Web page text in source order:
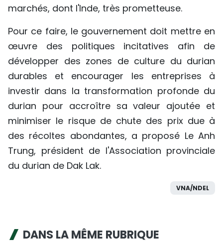
marchés, dont l'Inde, très prometteuse.
Pour ce faire, le gouvernement doit mettre en
œuvre des politiques incitatives afin de
développer des zones de culture du durian
durables et encourager les entreprises à
investir dans la transformation profonde du
durian pour accroître sa valeur ajoutée et
minimiser le risque de chute des prix due à
des récoltes abondantes, a proposé Le Anh
Trung, président de l'Association provinciale
du durian de Dak Lak.
VNA/NDEL
DANS LA MÊME RUBRIQUE